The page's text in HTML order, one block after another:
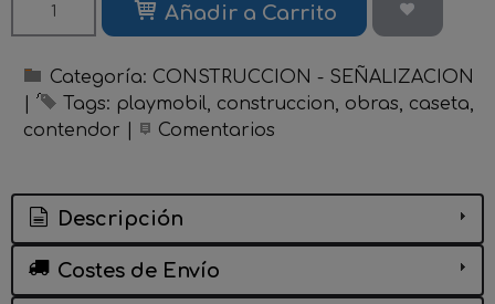
Añadir a Carrito
Categoría: CONSTRUCCION - SEÑALIZACION
Tags: playmobil construccion obras
caseta
contendor
Comentarios
Descripción
Costes de Envío